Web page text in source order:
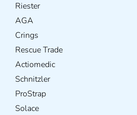
Riester
AGA
Crings
Rescue Trade
Actiomedic
Schnitzler
ProStrap
Solace